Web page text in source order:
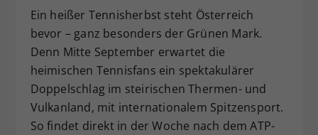
Ein heißer Tennisherbst steht Österreich
bevor – ganz besonders der Grünen Mark.
Denn Mitte September erwartet die
heimischen Tennisfans ein spektakulärer
Doppelschlag im steirischen Thermen- und
Vulkanland, mit internationalem Spitzensport.
So findet direkt in der Woche nach dem ATP-
Zweck
Dieser Wert speichert Ihre Consent-
Einstellungen. Unter anderem eine
zufällig generierte ID, für die
historische Speicherung Ihrer
vorgenommen Einstellungen, falls der
Webseiten-Betreiber dies eingestellt
hat.